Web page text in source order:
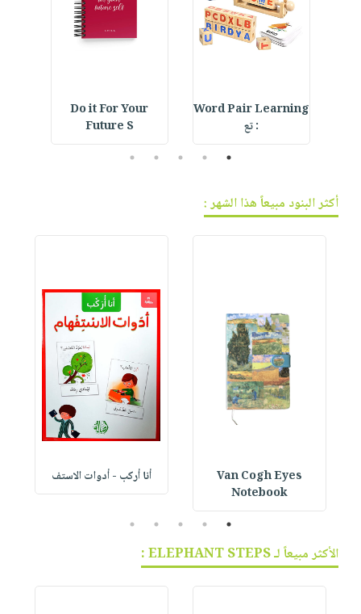
تواصل
Word Pair Learning
: تع
Do it For Your
Future S
1
2
3
4
5
أكثر البنود مبيعاً هذا الشهر :
Van Cogh Eyes
Notebook
أنا أركب - أدوات الاستف
1
2
3
4
5
الأكثر مبيعاً لـ ELEPHANT STEPS :